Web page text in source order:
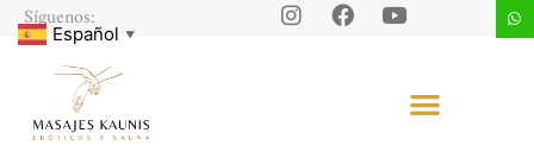
Síguenos:
Español ▼